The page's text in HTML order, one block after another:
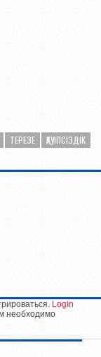
ТЕРЕЗЕ ҚАУІПСІЗДІК
Login
необходимо